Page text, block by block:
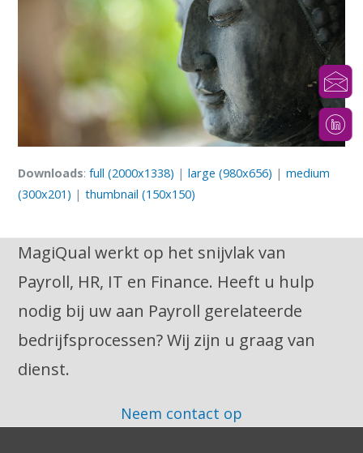
Downloads:full (2000x1338) |large (980x656) |medium
(300x201) |thumbnail (150x150)
MagiQual werkt op het snijvlak van
Payroll, HR, IT en Finance. Heeft u hulp
nodig bij uw aan Payroll gerelateerde
bedrijfsprocessen? Wij zijn u graag van
dienst.
Neem contact op